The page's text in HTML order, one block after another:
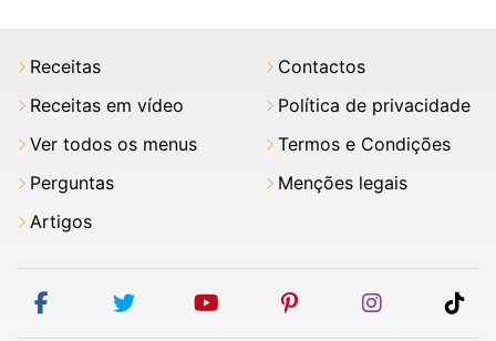
Receitas
Receitas em vídeo
Ver todos os menus
Perguntas
Artigos
Contactos
Política de privacidade
Termos e Condições
Menções legais
facebooktwitter youtubepinterestinstagram